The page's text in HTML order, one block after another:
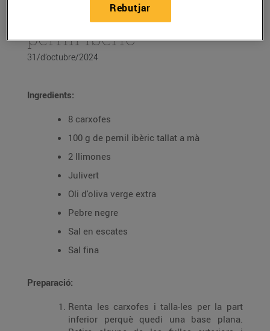
Carxofes al forn amb
pernil ibèric
31/d’octubre/2024
Ingredients:
8 carxofes
100 g de pernil ibèric tallat a mà
2 llimones
Julivert
Oli d'oliva verge extra
Pebre negre
Sal en escates
Sal fina
Preparació:
Renta les carxofes i talla-les per la part
inferior perquè quedi una base plana.
Rebutjar